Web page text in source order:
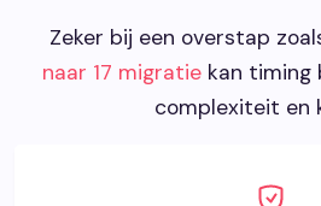
Zeker bij een overstap
naar 17 migratie kan timing
complexiteit en